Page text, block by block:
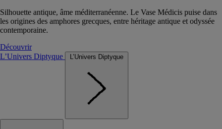
Silhouette antique, âme méditerranéenne. Le Vase Médicis puise dans
les origines des amphores grecques, entre héritage antique et odyssée
contemporaine.
Découvrir
L’Univers Diptyque
L’Univers Diptyque